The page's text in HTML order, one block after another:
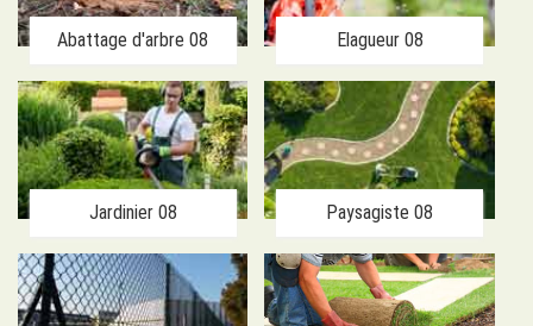
Abattage d'arbre 08 Elagueur 08
Jardinier 08 Paysagiste 08